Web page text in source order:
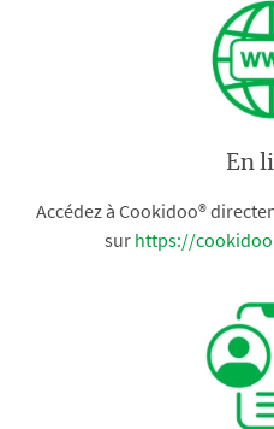
En
Accédez à Cookidoo®
sur https://